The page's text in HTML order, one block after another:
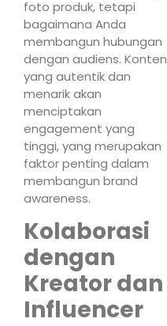
foto produk, tetapi
bagaimana Anda
membangun hubungan
dengan audiens. Konten
yang autentik dan
menarik akan
menciptakan
engagement yang
tinggi, yang merupakan
faktor penting dalam
membangun brand
awareness.
Kolaborasi
dengan
Kreator dan
Influencer